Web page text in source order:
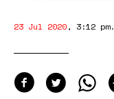
23 Jul 2020, 3:12 pm.